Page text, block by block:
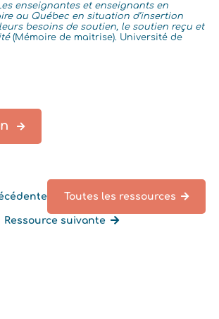
enseignantes et enseignants en
au Québec en situation d’insertion
besoins de soutien, le soutien reçu et
(Mémoire de maitrise). Université de
Toutes les ressources
Ressource suivante